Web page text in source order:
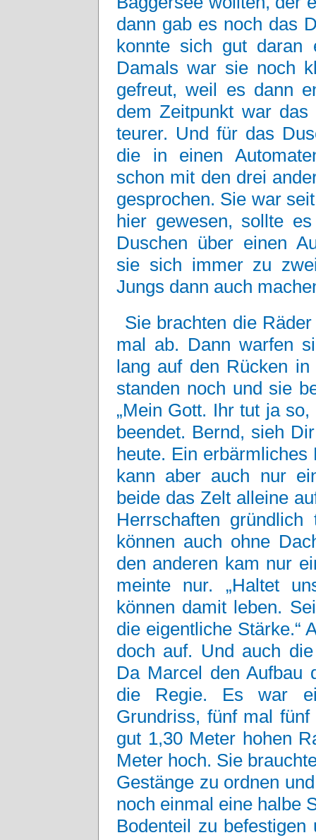
dann gab es noch das
konnte sich gut daran
Damals war sie noch
gefreut, weil es dann
dem Zeitpunkt war
teurer. Und für das
die in einen
schon mit den drei
gesprochen. Sie war
hier gewesen, sollte
Duschen über einen
sie sich immer zu
Jungs dann auch
Sie brachten die
mal ab. Dann warfen
lang auf den Rücken
standen noch und sie
„Mein Gott. Ihr tut ja
beendet. Bernd, sieh
heute. Ein erbärmliches
kann aber auch nur
beide das Zelt alleine
Herrschaften
können auch ohne
den anderen kam nur
meinte nur. „Haltet
können damit leben.
die eigentliche Stärke.“
doch auf. Und auch
Da Marcel den Aufbau
die Regie. Es war
Grundriss, fünf mal
gut 1,30 Meter hohen
Meter hoch. Sie
Gestänge zu ordnen
noch einmal eine halbe
Bodenteil zu